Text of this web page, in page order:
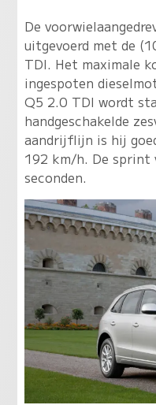
De
uitgevoerd met de
TDI. Het maximale
ingespoten
Q5 2.0 TDI wordt
handgeschakelde
aandrijflijn is hij
192 km/h. De
seconden.